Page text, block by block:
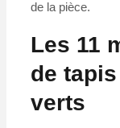
de la pièce.
Les 11
de
verts